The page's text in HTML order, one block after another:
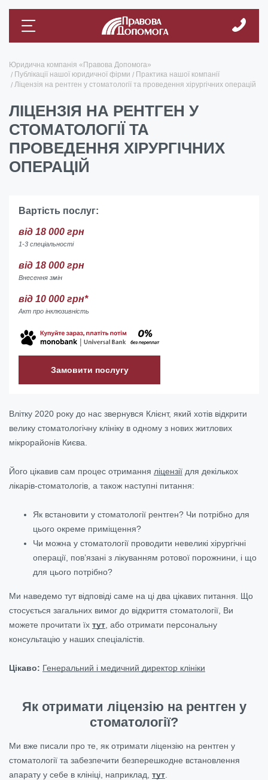
Юридична компанія «Правова Допомога»
Публікації нашої юридичної фірми
Практика нашої компанії
Ліцензія на рентген у стоматології та проведення хірургічних операцій
ЛІЦЕНЗІЯ НА РЕНТГЕН У
СТОМАТОЛОГІЇ ТА
ПРОВЕДЕННЯ ХІРУРГІЧНИХ
ОПЕРАЦІЙ
Вартість послуг:
від 18 000 грн
1-3 спеціальності
від 18 000 грн
Внесення змін
від 10 000 грн*
Акт про інклюзивність
Замовити послугу
Влітку 2020 року до нас звернувся Клієнт, який хотів відкрити
велику стоматологічну клініку в одному з нових житлових
мікрорайонів Києва.
Його цікавив сам процес отримання ліцензії для декількох
лікарів-стоматологів, а також наступні питання:
Як встановити у стоматології рентген? Чи потрібно для
цього окреме приміщення?
Чи можна у стоматології проводити невеликі хірургічні
операції, пов’язані з лікуванням ротової порожнини, і що
для цього потрібно?
Ми наведемо тут відповіді саме на ці два цікавих питання. Що
стосується загальних вимог до відкриття стоматології, Ви
можете прочитати їх тут , або отримати персональну
консультацію у наших спеціалістів.
Цікаво: Генеральний і медичний директор клініки
Як отримати ліцензію на рентген у
стоматології?
Ми вже писали про те, як отримати ліцензію на рентген у
стоматології та забезпечити безперешкодне встановлення
апарату у себе в клініці, наприклад, тут